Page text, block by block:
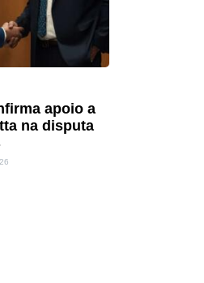
apoio a
na disputa